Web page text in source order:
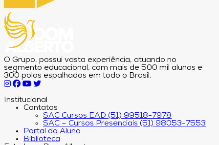
O Grupo, possui vasta experiência, atuando no
segmento educacional, com mais de 500 mil alunos e
300 polos espalhados em todo o Brasil.
Institucional
Contatos
SAC Cursos EAD (51) 99518-7978
SAC – Cursos Presenciais (51) 98053-7553
Portal do Aluno
Biblioteca